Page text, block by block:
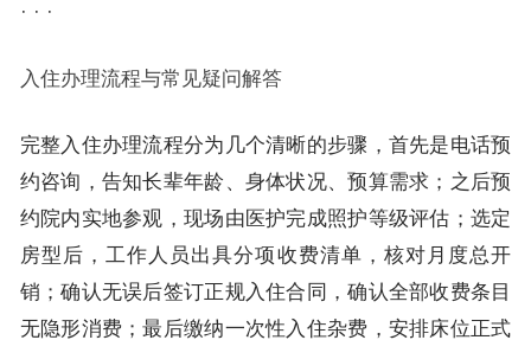
· · ·
入住办理流程与常见疑问解答
完整入住办理流程分为几个清晰的步骤，首先是电话预
约咨询，告知长辈年龄、身体状况、预算需求；之后预
约院内实地参观，现场由医护完成照护等级评估；选定
房型后，工作人员出具分项收费清单，核对月度总开
销；确认无误后签订正规入住合同，确认全部收费条目
无隐形消费；最后缴纳一次性入住杂费，安排床位正式